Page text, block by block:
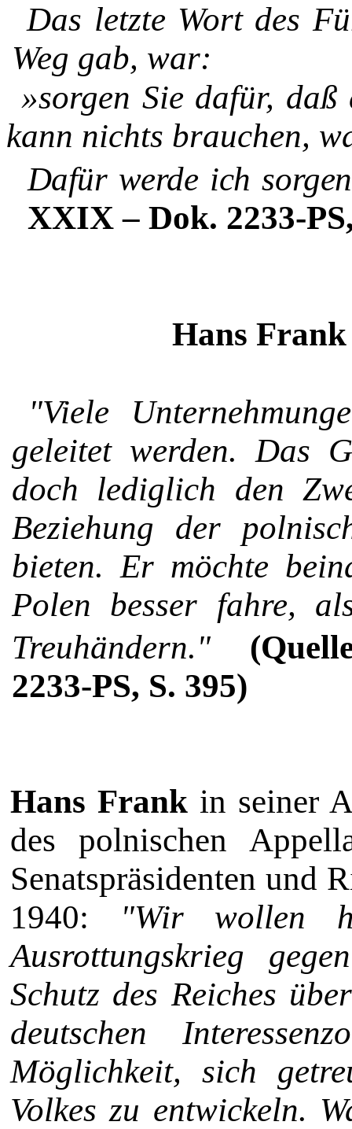
Das letzte Wort des
Weg gab, war:
»sorgen Sie dafür,
kann nichts brauchen,
Dafür werde ich
XXIX – Dok. 2233-
Hans Frank
"Viele
geleitet werden. Das
doch lediglich den
Beziehung der
bieten. Er möchte
Polen besser fahre,
Treuhändern."
2233-PS, S. 395)
Hans Frank in seiner
des polnischen
Se­natspräsidenten und
1940:
"Wir wollen
Ausrottungskrieg
Schutz des Reiches
deutschen
Möglichkeit, sich
Volkes zu entwickeln.